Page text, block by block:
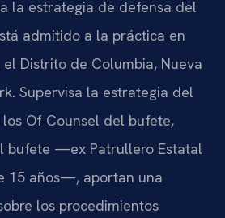
la estrategia de defensa del
admitido a la práctica en
Distrito de Columbia, Nueva
Supervisa la estrategia del
Of Counsel del bufete,
bufete —ex Patrullero Estatal
15 años—, aportan una
los procedimientos